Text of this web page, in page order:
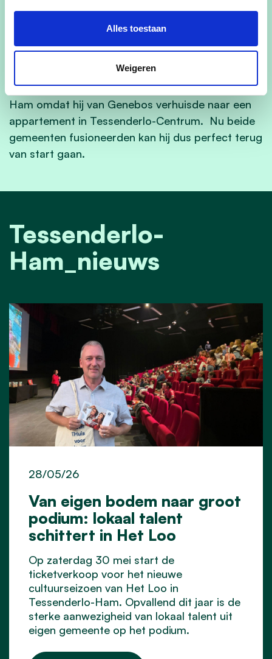
Alles toestaan
Weigeren
voor vele inwoners van Ham,” klinkt het bij de
partij. “Zijn engagement, zijn nabijheid en zijn
sociaal hart maken hem meer dan terecht een
ereschepen van Tessenderlo-Ham.”
Willy is trouwens gestopt in de gemeenteraad van
Ham omdat hij van Genebos verhuisde naar een
appartement in Tessenderlo-Centrum. Nu beide
gemeenten fusioneerden kan hij dus perfect terug
van start gaan.
Tessenderlo-
Ham_nieuws
Van eigen bodem naar groot
podium: lokaal talent
schittert in Het Loo
28/05/26
Op zaterdag 30 mei start de
ticketverkoop voor het nieuwe
cultuurseizoen van Het Loo in
Tessenderlo-Ham. Opvallend dit jaar is de
sterke aanwezigheid van lokaal talent uit
eigen gemeente op het podium.